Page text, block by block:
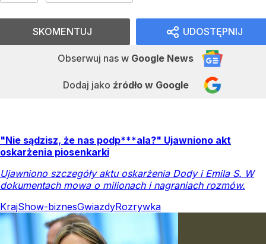
UDOSTĘPNIJ
Obserwuj nas w Google News
Dodaj jako źródło w Google
SKOMENTUJ
"Nie sądzisz, że nas podp***ala?" Ujawniono akt
oskarżenia piosenkarki
Ujawniono szczegóły aktu oskarżenia Dody i Emila S. W
dokumentach mowa o milionach i nagraniach rozmów.
KrajShow-biznesGwiazdyRozrywka